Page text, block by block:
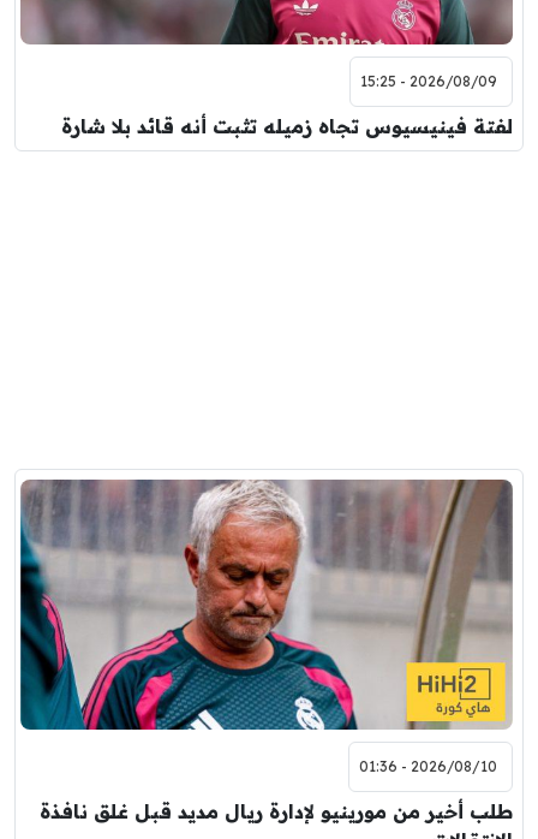
2026/08/09 - 15:25
لفتة فينيسيوس تجاه زميله تثبت أنه قائد بلا شارة
2026/08/10 - 01:36
طلب أخير من مورينيو لإدارة ريال مديد قبل غلق نافذة